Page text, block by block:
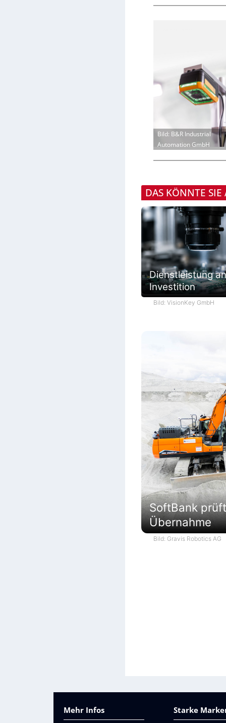
Bild: B&R Industrial
Automation GmbH
DAS KÖNNTE SIE
Dienstleistung
Investition
Bild: VisionKey GmbH
SoftBank
Übernahme
Bild: Gravis Robotics AG
Mehr Infos Starke